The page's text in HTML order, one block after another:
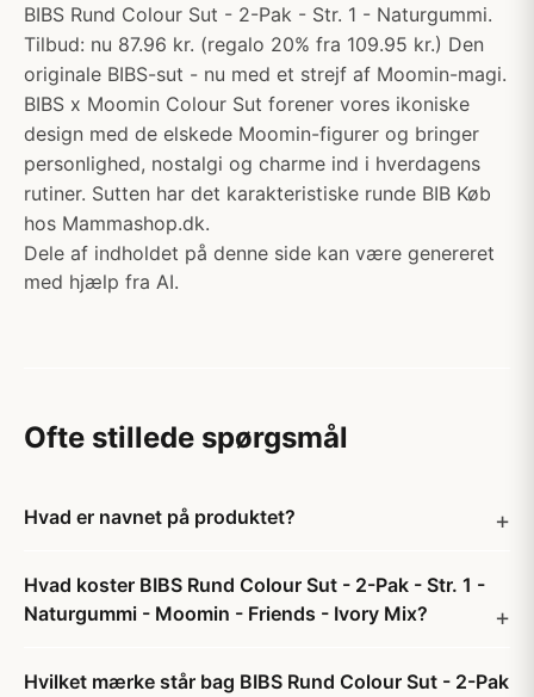
BIBS Rund Colour Sut - 2-Pak - Str. 1 - Naturgummi.
Tilbud: nu 87.96 kr. (regalo 20% fra 109.95 kr.) Den
originale BIBS-sut - nu med et strejf af Moomin-magi.
BIBS x Moomin Colour Sut forener vores ikoniske
design med de elskede Moomin-figurer og bringer
personlighed, nostalgi og charme ind i hverdagens
rutiner. Sutten har det karakteristiske runde BIB Køb
hos Mammashop.dk.
Dele af indholdet på denne side kan være genereret
med hjælp fra AI.
Ofte stillede spørgsmål
Hvad er navnet på produktet?
Hvad koster BIBS Rund Colour Sut - 2-Pak - Str. 1 -
Naturgummi - Moomin - Friends - Ivory Mix?
Hvilket mærke står bag BIBS Rund Colour Sut - 2-Pak